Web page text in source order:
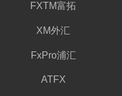
FXTM富拓
XM外汇
FxPro浦汇
ATFX